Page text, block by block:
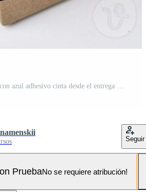
cartulina caja sellado con azul adhesivo cinta desde el entrega Servicio Foto Pro
Seguir
PruebaNo se requiere atribución!